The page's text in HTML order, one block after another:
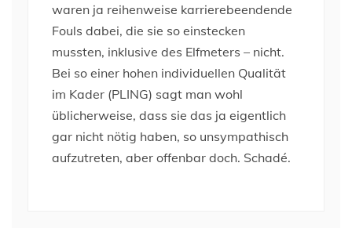
waren ja reihenweise karrierebeendende
Fouls dabei, die sie so einstecken
mussten, inklusive des Elfmeters – nicht.
Bei so einer hohen individuellen Qualität
im Kader (PLING) sagt man wohl
üblicherweise, dass sie das ja eigentlich
gar nicht nötig haben, so unsympathisch
aufzutreten, aber offenbar doch. Schadé.